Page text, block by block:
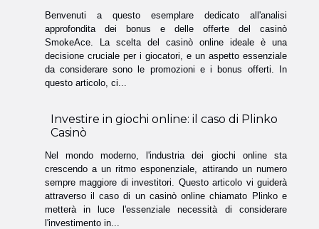
Benvenuti a questo esemplare dedicato all'analisi
approfondita dei bonus e delle offerte del casinò
SmokeAce. La scelta del casinò online ideale è una
decisione cruciale per i giocatori, e un aspetto essenziale
da considerare sono le promozioni e i bonus offerti. In
questo articolo, ci...
Investire in giochi online: il caso di Plinko
Casinò
Nel mondo moderno, l'industria dei giochi online sta
crescendo a un ritmo esponenziale, attirando un numero
sempre maggiore di investitori. Questo articolo vi guiderà
attraverso il caso di un casinò online chiamato Plinko e
metterà in luce l'essenziale necessità di considerare
l'investimento in...